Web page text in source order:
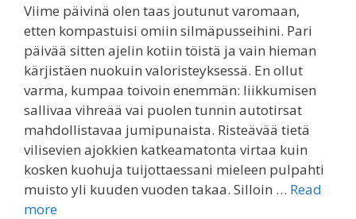
Viime päivinä olen taas joutunut varomaan,
etten kompastuisi omiin silmäpusseihini. Pari
päivää sitten ajelin kotiin töistä ja vain hieman
kärjistäen nuokuin valoristeyksessä. En ollut
varma, kumpaa toivoin enemmän: liikkumisen
sallivaa vihreää vai puolen tunnin autotirsat
mahdollistavaa jumipunaista. Risteävää tietä
vilisevien ajokkien katkeamatonta virtaa kuin
kosken kuohuja tuijottaessani mieleen pulpahti
muisto yli kuuden vuoden takaa. Silloin … Read
more